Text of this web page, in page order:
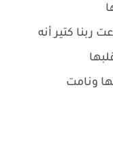
كتير أنه
ونامت